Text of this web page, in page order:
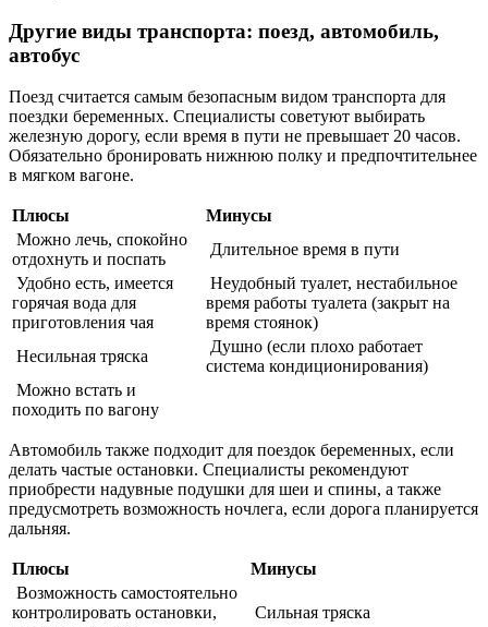
Другие виды транспорта: поезд, автомобиль,
автобус
Поезд считается самым безопасным видом транспорта для
поездки беременных. Специалисты советуют выбирать
железную дорогу, если время в пути не превышает 20 часов.
Обязательно бронировать нижнюю полку и предпочтительнее
в мягком вагоне.
Плюсы
Минусы
Можно лечь, спокойно
отдохнуть и поспать
Длительное время в пути
Удобно есть, имеется
горячая вода для
приготовления чая
Неудобный туалет, нестабильное
время работы туалета (закрыт на
время стоянок)
Несильная тряска
Душно (если плохо работает
система кондиционирования)
Можно встать и
походить по вагону
Автомобиль также подходит для поездок беременных, если
делать частые остановки. Специалисты рекомендуют
приобрести надувные подушки для шеи и спины, а также
предусмотреть возможность ночлега, если дорога планируется
дальняя.
Плюсы
Минусы
Возможность самостоятельно
контролировать остановки,
Сильная тряска